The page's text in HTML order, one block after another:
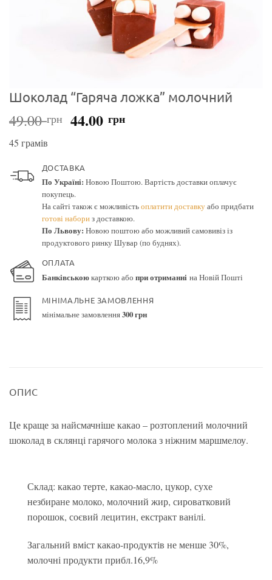
Шоколад “Гаряча ложка” молочний
49.00грн Оригінальна
44.00грнПоточна
45 грамів
ДОСТАВКА
По Україні: Новою Поштою. Вартість доставки оплачує
покупець.
На сайті також є можливістьоплатити доставкуабо придбати
готові набориз доставкою.
По Львову: Новою поштою або можливий самовивіз із
продуктового ринку Шувар (по буднях).
ОПЛАТА
Банківськоюкарткою або при отриманні на Новій Пошті
МІНІМАЛЬНЕ ЗАМОВЛЕННЯ
мінімальне замовлення300 грн
ОПИС
Це краще за найсмачніше какао – розтоплений молочний
шоколад в склянці гарячого молока з ніжним маршмелоу.
Склад: какао терте, какао-масло, цукор, сухе
незбиране молоко, молочний жир, сироватковий
порошок, соєвий лецитин, екстракт ванілі.
Загальний вміст какао-продуктів не менше 30%,
молочні продукти прибл.16,9%